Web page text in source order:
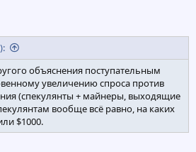
объяснения поступательным
увеличению спроса против
(спекулянты + майнеры, выходящие
вообще всё равно, на каких
$1000.